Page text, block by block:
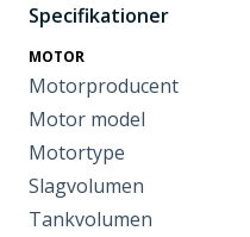
Specifikationer
MOTOR
Motorproducent
Motor model
Motortype
Slagvolumen
Tankvolumen